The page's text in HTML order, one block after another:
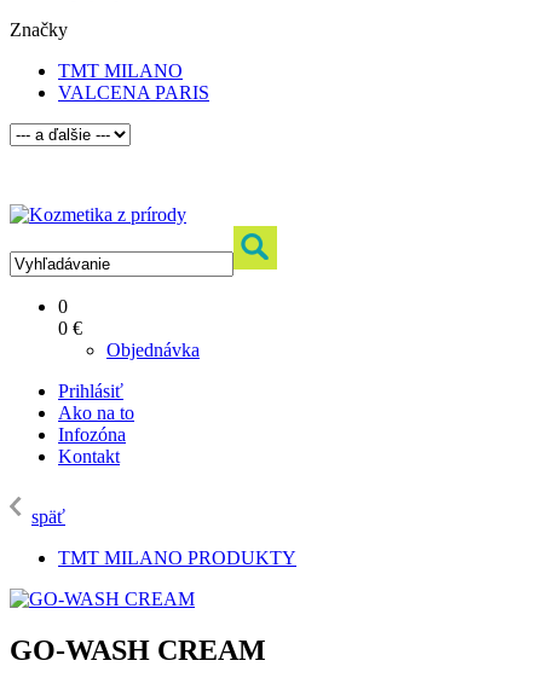
Značky
TMT MILANO
VALCENA PARIS
0
0 €
Objednávka
Prihlásiť
Ako na to
Infozóna
Kontakt
späť
TMT MILANO PRODUKTY
GO-WASH CREAM